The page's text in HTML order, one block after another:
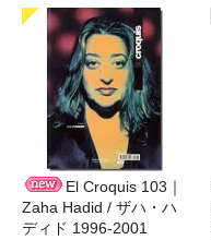
El Croquis 103｜
Zaha Hadid / ザハ・ハ
ディド 1996-2001